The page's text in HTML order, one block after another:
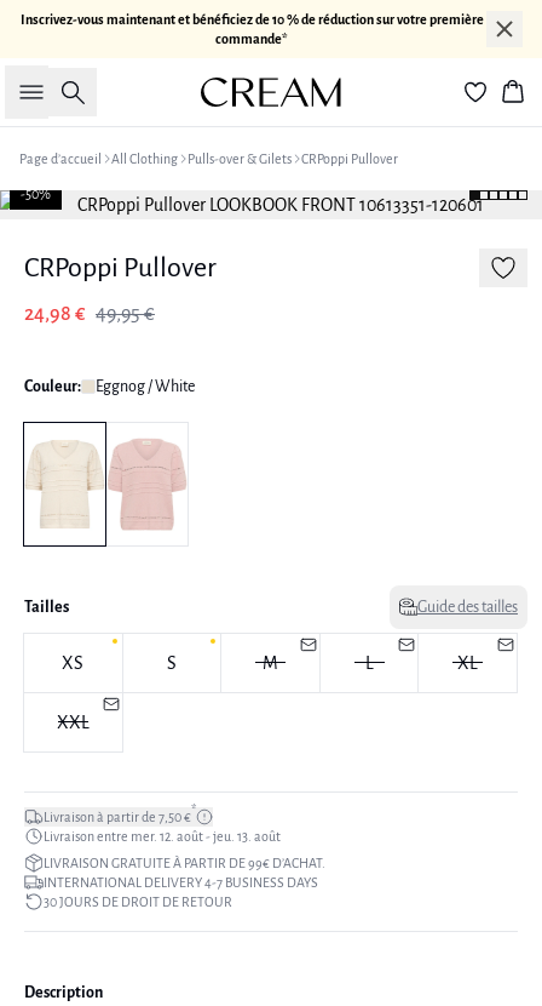
Inscrivez-vous maintenant et bénéficiez de 10 % de réduction sur votre première
commande*
Rechercher
Page d’accueil All Clothing Pulls-over & Gilets CRPoppi Pullover
-50%
CRPoppi Pullover
24,98 € 49,95 €
Couleur: Eggnog / White
Tailles Guide des tailles
XS S M L XL
XXL
Livraison à partir de 7,50 €*
Livraison entre mer. 12. août - jeu. 13. août
LIVRAISON GRATUITE À PARTIR DE 99€ D’ACHAT.
INTERNATIONAL DELIVERY 4-7 BUSINESS DAYS
30 JOURS DE DROIT DE RETOUR
Description